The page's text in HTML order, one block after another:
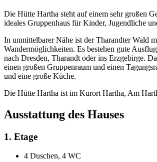
Die Hütte Hartha steht auf einem sehr großen
ideales Gruppenhaus für Kinder, Jugendliche
In unmittelbarer Nähe ist der Tharandter Wald
Wandermöglichkeiten. Es bestehen gute
nach Dresden, Tharandt oder ins Erzgebirge.
einen großen Gruppenraum und einen
und eine große Küche.
Die Hütte Hartha ist im Kurort Hartha, Am
Ausstattung des Hauses
1. Etage
4 Duschen, 4 WC